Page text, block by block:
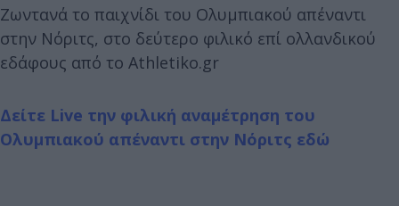
Ζωντανά το παιχνίδι του Ολυμπιακού απέναντι
στην Νόριτς, στο δεύτερο φιλικό επί ολλανδικού
εδάφους από το Athletiko.gr
Δείτε Live την φιλική αναμέτρηση του
Ολυμπιακού απέναντι στην Νόριτς εδώ